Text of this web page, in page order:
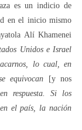
es un indicio de
en el inicio mismo
Alí Khamenei
Unidos e Israel
lo cual, en
equivocan [y nos
respuesta. Si los
el país, la nación